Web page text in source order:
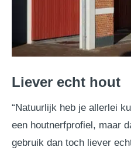
Liever echt hout
“Natuurlijk heb je allerlei
een houtnerfprofiel, maar
gebruik dan toch liever